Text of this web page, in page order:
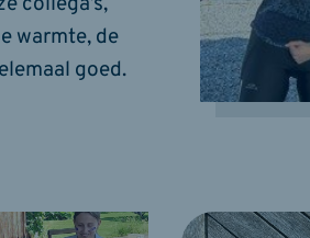
warmte, de
goed.